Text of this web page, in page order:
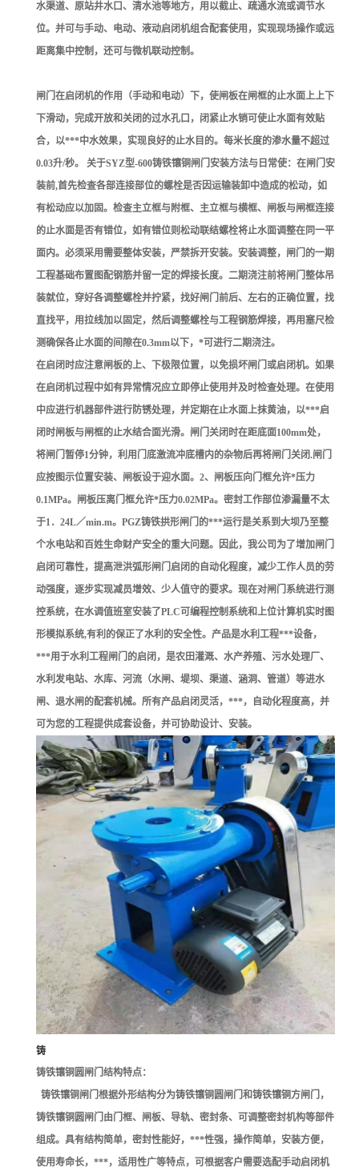
水渠道、原站井水口、清水池等地方，用以截止、疏通水流或调节水
位。并可与手动、电动、液动启闭机组合配套使用，实现现场操作或远
距离集中控制，还可与微机联动控制。
闸门在启闭机的作用（手动和电动）下，使闸板在闸框的止水面上上下
下滑动，完成开放和关闭的过水孔口，闭紧止水销可使止水面有效贴
合，以***中水效果，实现良好的止水目的。每米长度的渗水量不超过
0.03升/秒。 关于SYZ型-600铸铁镶铜闸门安装方法与日常使：在闸门安
装前,首先检查各部连接部位的螺栓是否因运输装卸中造成的松动，如
有松动应以加固。检查主立框与附框、主立框与横框、闸板与闸框连接
的止水面是否有错位，如有错位则松动联结螺栓将止水面调整在同一平
面内。必须采用需要整体安装，严禁拆开安装。安装调整，闸门的一期
工程基础布置图配钢筋并留一定的焊接长度。二期浇注前将闸门整体吊
装就位，穿好各调整螺栓并拧紧，找好闸门前后、左右的正确位置，找
直找平，用拉线加以固定，然后调整螺栓与工程钢筋焊接，再用塞尺检
测确保各止水面的间隙在0.3mm以下，*可进行二期浇注。
在启闭时应注意闸板的上、下极限位置，以免损坏闸门或启闭机。如果
在启闭机过程中如有异常情况应立即停止使用并及时检查处理。在使用
中应进行机器部件进行防锈处理，并定期在止水面上抹黄油，以***启
闭时闸板与闸框的止水结合面光滑。闸门关闭时在距底面100mm处，
将闸门暂停1分钟，利用门底激流冲底槽内的杂物后再将闸门关闭.闸门
应按图示位置安装、闸板设于迎水面。2、闸板压向门框允许*压力
0.1MPa。闸板压离门框允许*压力0.02MPa。密封工作部位渗漏量不太
于1．24L／min.m。PGZ铸铁拱形闸门的***运行是关系到大坝乃至整
个水电站和百姓生命财产安全的重大问题。因此，我公司为了增加闸门
启闭可靠性，提高泄洪弧形闸门启闭的自动化程度，减少工作人员的劳
动强度，逐步实现减员增效、少人值守的要求。现在对闸门系统进行测
控系统，在水调值班室安装了PLC可编程控制系统和上位计算机实时图
形模拟系统,有利的保正了水利的安全性。产品是水利工程***设备，
***用于水利工程闸门的启闭，是农田灌溉、水产养殖、污水处理厂、
水利发电站、水库、河流（水闸、堤坝、渠道、涵洞、管道）等进水
闸、退水闸的配套机械。所有产品启闭灵活，***，自动化程度高，并
可为您的工程提供成套设备，并可协助设计、安装。
铸
铸铁镶铜圆闸门结构特点：
铸铁镶铜闸门根据外形结构分为铸铁镶铜圆闸门和铸铁镶铜方闸门，
铸铁镶铜圆闸门由门框、闸板、导轨、密封条、可调整密封机构等部件
组成。具有结构简单，密封性能好，***性强，操作简单，安装方便，
使用寿命长，***，适用性广等特点，可根据客户需要选配手动启闭机